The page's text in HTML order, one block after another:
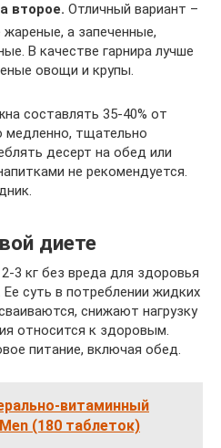
второе. Отличный вариант –
а запеченные,
В качестве гарнира лучше
овощи и крупы.
составлять 35-40% от
медленно, тщательно
десерт на обед или
не рекомендуется.
диете
3 кг без вреда для здоровья
суть в потреблении жидких
снижают нагрузку
относится к здоровым.
питание, включая обед.
витаминный
(180 таблеток)